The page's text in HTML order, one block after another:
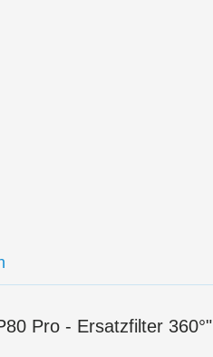
Pro - Ersatzfilter 360°"